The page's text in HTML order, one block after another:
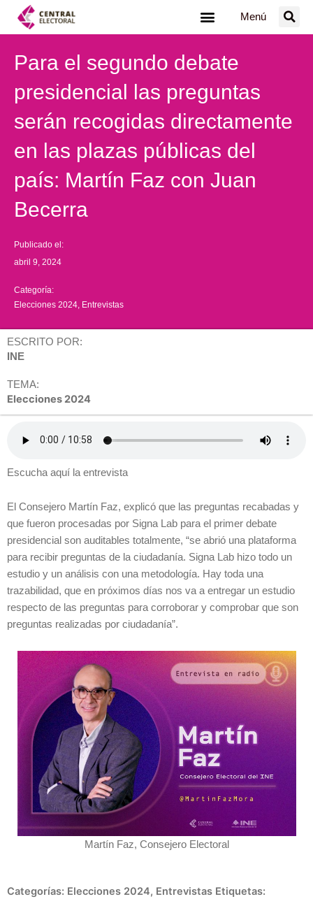
Menú
Para el segundo debate
presidencial las preguntas
serán recogidas directamente
en las plazas públicas del
país: Martín Faz con Juan
Becerra
Publicado el:
abril 9, 2024
Categoría:
Elecciones 2024 Entrevistas
ESCRITO POR:
INE
TEMA:
Elecciones 2024
Escucha aquí la entrevista
El Consejero Martín Faz, explicó que las preguntas recabadas y
que fueron procesadas por Signa Lab para el primer debate
presidencial son auditables totalmente, “se abrió una plataforma
para recibir preguntas de la ciudadanía. Signa Lab hizo todo un
estudio y un análisis con una metodología. Hay toda una
trazabilidad, que en próximos días nos va a entregar un estudio
respecto de las preguntas para corroborar y comprobar que son
preguntas realizadas por ciudadanía”.
Martín Faz, Consejero Electoral
Categorías: Elecciones 2024, Entrevistas Etiquetas: